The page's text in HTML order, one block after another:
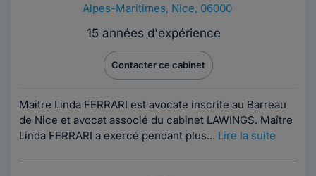
Alpes-Maritimes, Nice, 06000
15 années d'expérience
Contacter ce cabinet
Maître Linda FERRARI est avocate inscrite au Barreau
de Nice et avocat associé du cabinet LAWINGS. Maître
Linda FERRARI a exercé pendant plus... Lire la suite